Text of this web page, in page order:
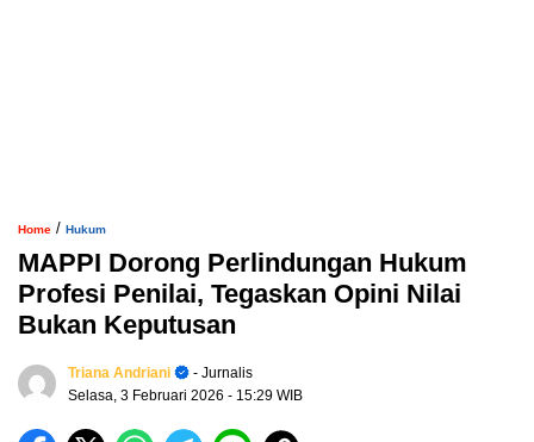
Home / Hukum
MAPPI Dorong Perlindungan Hukum
Profesi Penilai, Tegaskan Opini Nilai
Bukan Keputusan
Triana Andriani
- Jurnalis
Selasa, 3 Februari 2026 - 15:29 WIB